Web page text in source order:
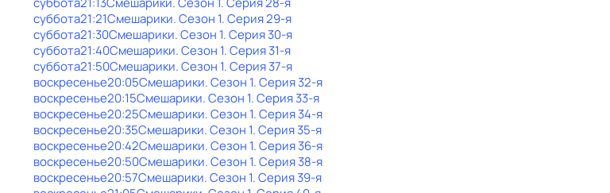
суббота21:21Смешарики. Сезон 1. Серия 29-я
суббота21:30Смешарики. Сезон 1. Серия 30-я
суббота21:40Смешарики. Сезон 1. Серия 31-я
суббота21:50Смешарики. Сезон 1. Серия 37-я
воскресенье20:05Смешарики. Сезон 1. Серия 32-я
воскресенье20:15Смешарики. Сезон 1. Серия 33-я
воскресенье20:25Смешарики. Сезон 1. Серия 34-я
воскресенье20:35Смешарики. Сезон 1. Серия 35-я
воскресенье20:42Смешарики. Сезон 1. Серия 36-я
воскресенье20:50Смешарики. Сезон 1. Серия 38-я
воскресенье20:57Смешарики. Сезон 1. Серия 39-я